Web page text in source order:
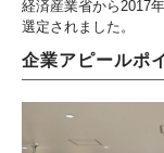
経済産業省から2017
選定されました。
企業アピールポ